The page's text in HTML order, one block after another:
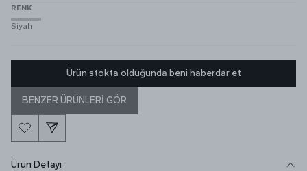
RENK
Siyah
Ürün stokta olduğunda beni haberdar et
BENZER ÜRÜNLERİ GÖR
Ürün Detayı